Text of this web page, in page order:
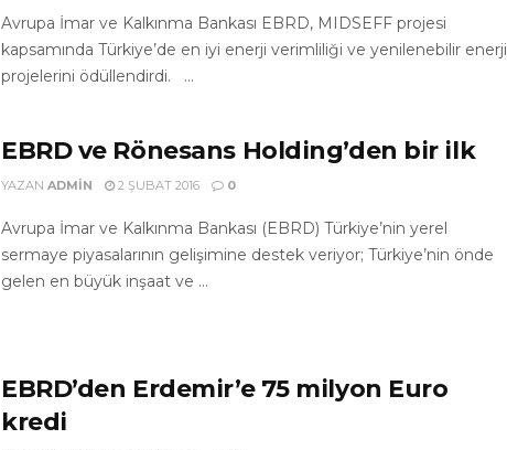
Avrupa İmar ve Kalkınma Bankası EBRD, MIDSEFF projesi
kapsamında Türkiye’de en iyi enerji verimliliği ve yenilenebilir enerji
projelerini ödüllendirdi. ...
EBRD ve Rönesans Holding’den bir ilk
YAZAN ADMIN 2 ŞUBAT 2016 0
Avrupa İmar ve Kalkınma Bankası (EBRD) Türkiye’nin yerel
sermaye piyasalarının gelişimine destek veriyor; Türkiye’nin önde
gelen en büyük inşaat ve ...
EBRD’den Erdemir’e 75 milyon Euro
kredi